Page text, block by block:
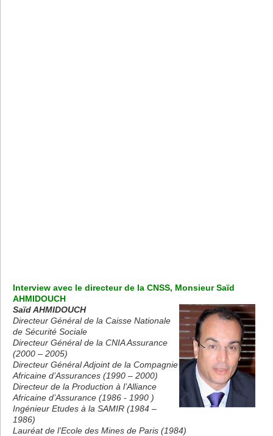
Interview avec le directeur de la CNSS, Monsieur Saïd
AHMIDOUCH
Saïd AHMIDOUCH
Directeur Général de la Caisse Nationale
de Sécurité Sociale
Directeur Général de la CNIA Assurance
(2000 – 2005)
Directeur Général Adjoint de la Compagnie
Africaine d’Assurances (1990 – 2000)
Directeur de la Production à l’Alliance
Africaine d’Assurance (1986 - 1990 )
Ingénieur Etudes à la SAMIR (1984 –
1986)
Lauréat de l’Ecole des Mines de Paris (1984)